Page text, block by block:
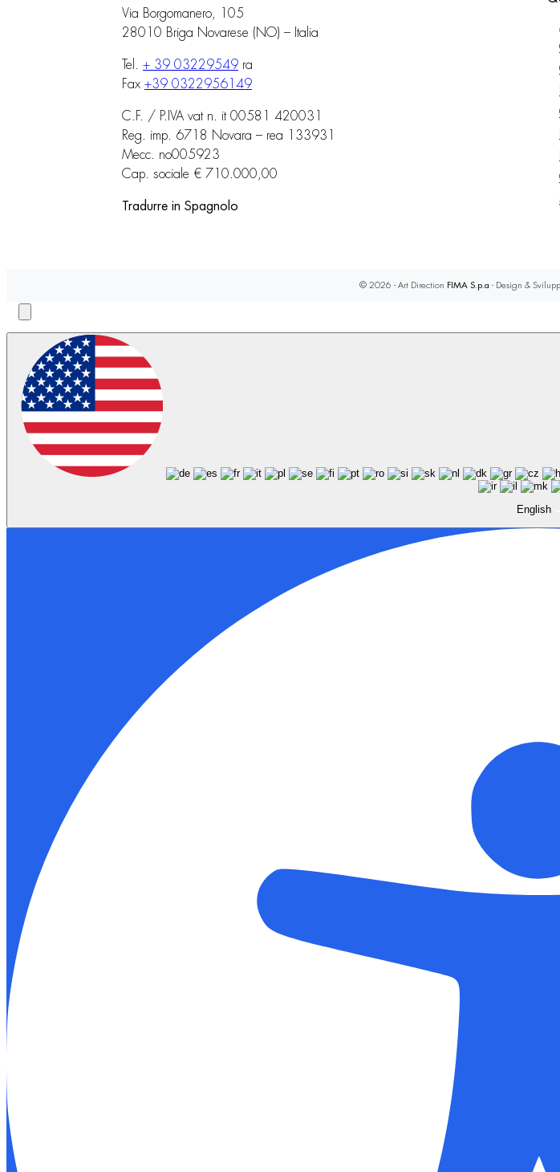
Via Borgomanero, 105
28010 Briga Novarese (NO) – Italia
Tel. + 39 03229549 ra
Fax +39 0322956149
C.F. / P.IVA vat n. it 00581 420031
Reg. imp. 6718 Novara – rea 133931
Mecc. no005923
Cap. sociale € 710.000,00
Tradurre in Spagnolo
© 2026 - Art Direction FIMA S.p.a - Design &
English